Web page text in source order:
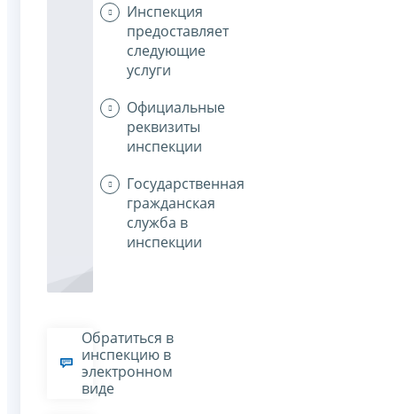
Инспекция
предоставляет
следующие
услуги
Официальные
реквизиты
инспекции
Государственная
гражданская
служба в
инспекции
Обратиться в
инспекцию в
электронном
виде